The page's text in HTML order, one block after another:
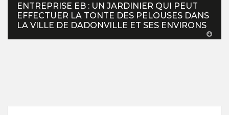
ENTREPRISE EB : UN JARDINIER QUI PEUT
EFFECTUER LA TONTE DES PELOUSES DANS
LA VILLE DE DADONVILLE ET SES ENVIRONS